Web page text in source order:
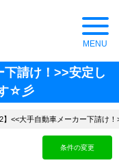
下請け！>>安定し
☆彡
】<<大手自動車メーカー下請け
条件の変更